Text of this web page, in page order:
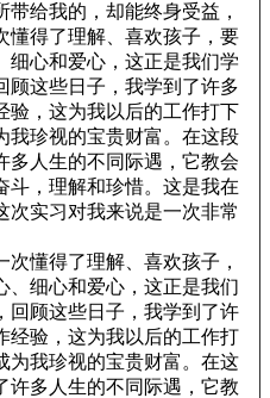
给我的，却能终身受益，
懂得了理解、喜欢孩子，要
细心和爱心，这正是我们学
顾这些日子，我学到了许多
验，这为我以后的工作打下
我珍视的宝贵财富。在这段
多人生的不同际遇，它教会
斗，理解和珍惜。这是我在
次实习对我来说是一次非常
懂得了理解、喜欢孩子，
、细心和爱心，这正是我们
回顾这些日子，我学到了许
经验，这为我以后的工作打
为我珍视的宝贵财富。在这
许多人生的不同际遇，它教